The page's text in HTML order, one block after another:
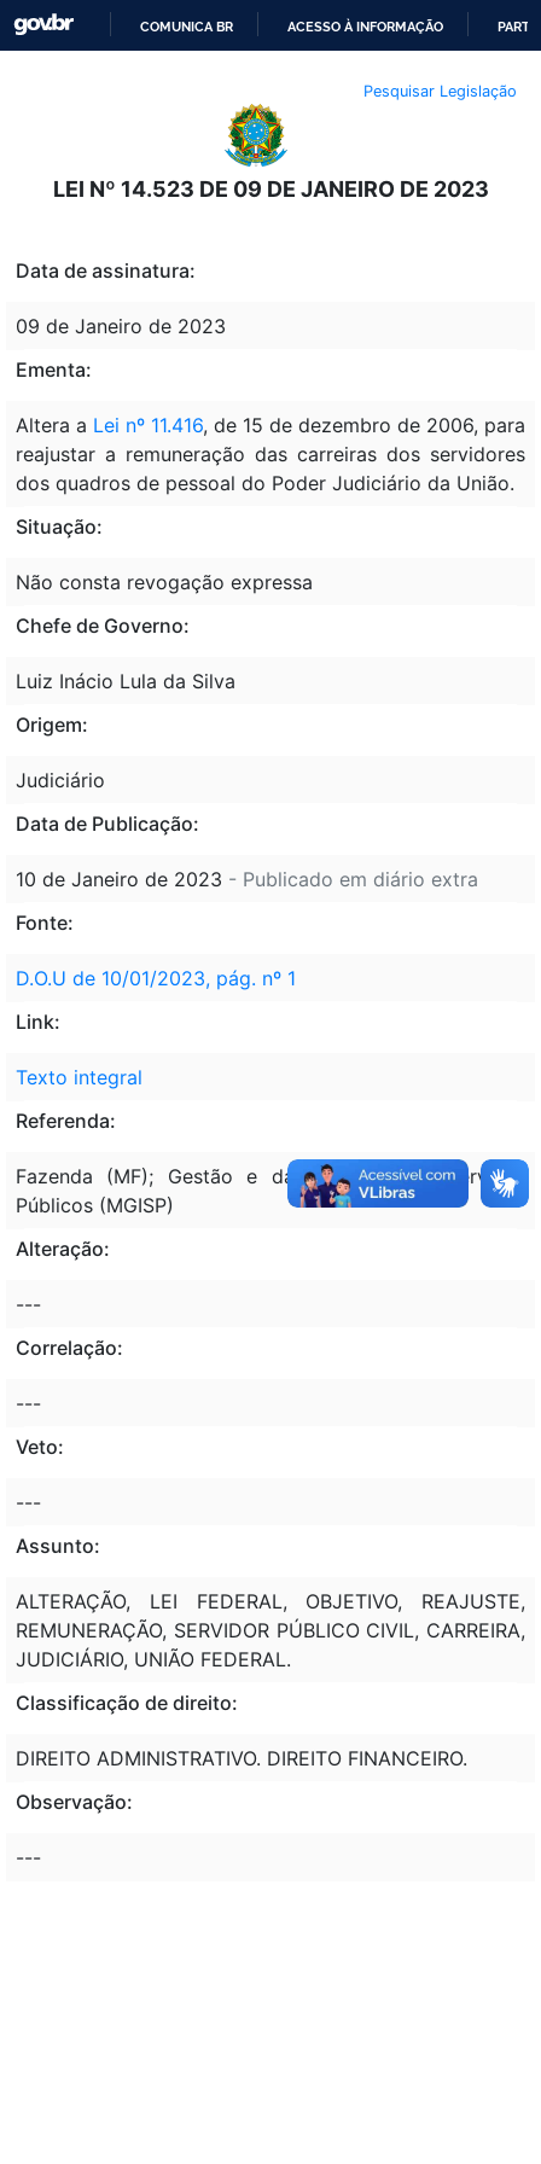
O
CONTEÚDO
COMUNICA BR ACESSO À INFORMAÇÃO
Pesquisar Legislação
LEI Nº 14.523 DE 09 DE JANEIRO DE 2023
Data de assinatura:
09 de Janeiro de 2023
Ementa:
Altera a Lei nº 11.416, de 15 de dezembro de 2006, para
reajustar a remuneração das carreiras dos servidores
dos quadros de pessoal do Poder Judiciário da União.
Situação:
Não consta revogação expressa
Chefe de Governo:
Luiz Inácio Lula da Silva
Origem:
Judiciário
Data de Publicação:
10 de Janeiro de 2023 - Publicado em diário extra
Fonte:
D.O.U de 10/01/2023, pág. nº 1
Link:
Texto integral
Referenda:
Fazenda (MF); Gestão e da Inovação em Serviços
Públicos (MGISP)
Alteração:
---
Correlação:
---
Veto:
---
Assunto:
ALTERAÇÃO, LEI FEDERAL, OBJETIVO, REAJUSTE,
REMUNERAÇÃO, SERVIDOR PÚBLICO CIVIL, CARREIRA,
JUDICIÁRIO, UNIÃO FEDERAL.
Classificação de direito:
DIREITO ADMINISTRATIVO. DIREITO FINANCEIRO.
Observação:
---